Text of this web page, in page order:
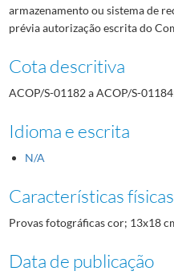
armazenamento ou sistema de
prévia autorização escrita do
Cota descritiva
ACOP/S-01182 a ACOP/S-
Idioma e escrita
N/A
Características
Provas fotográficas cor; 13x18
Data de publicação